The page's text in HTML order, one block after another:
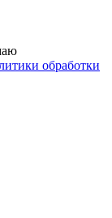
обработки